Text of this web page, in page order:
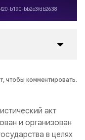
чтобы комментировать.
акт
и организован
в целях